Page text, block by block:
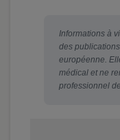
Informations à
des
européenne.
médical et ne
professionnel